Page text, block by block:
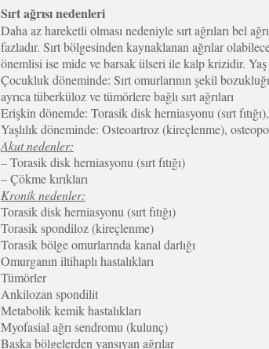
Sırt ağrısı nedenleri
Daha az hareketli olması nedeniyle sırt ağrıları bel
fazladır. Sırt bölgesinden kaynaklanan ağrılar
önemlisi ise mide ve barsak ülseri ile kalp krizidir. Yaş
Çocukluk döneminde: Sırt omurlarının şekil
ayrıca tüberküloz ve tümörlere bağlı sırt ağrıları
Erişkin dönemde: Torasik disk herniasyonu (sırt
Yaşlılık döneminde: Osteoartroz (kireçlenme),
Akut nedenler:
– Torasik disk herniasyonu (sırt fıtığı)
– Çökme kırıkları
Kronik nedenler:
Torasik disk herniasyonu (sırt fıtığı)
Torasik spondiloz (kireçlenme)
Torasik bölge omurlarında kanal darlığı
Omurganın iltihaplı hastalıkları
Tümörler
Ankilozan spondilit
Metabolik kemik hastalıkları
Myofasial ağrı sendromu (kulunç)
Başka bölgelerden yansıyan ağrılar